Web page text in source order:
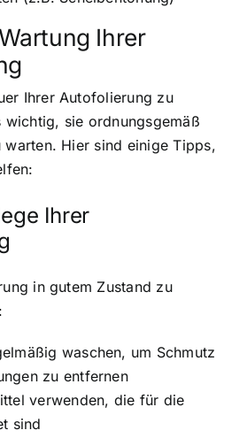
Ihrer
Ihrer Autofolierung zu
wichtig, sie ordnungsgemäß
Hier sind einige Tipps,
Ihrer
in gutem Zustand zu
waschen, um Schmutz
zu entfernen
verwenden, die für die
sind